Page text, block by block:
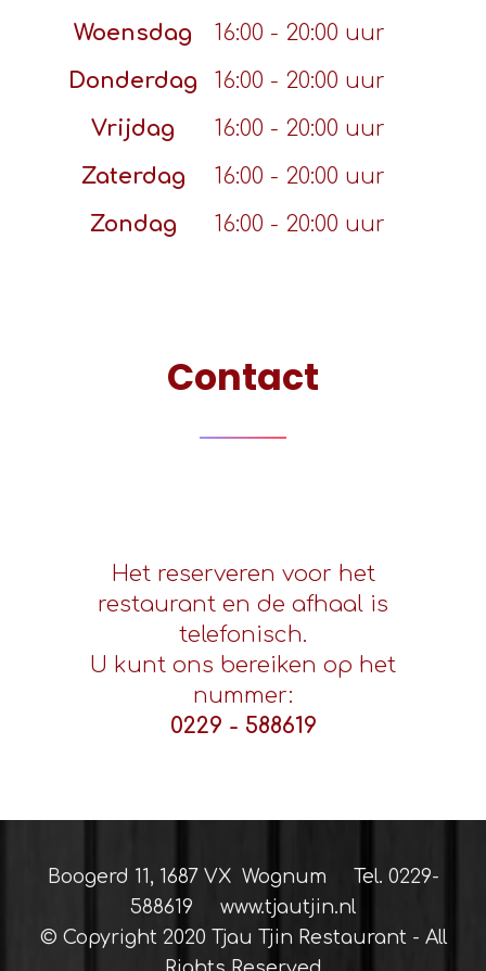
Woensdag
16:00 - 20:00 uur
Donderdag
16:00 - 20:00 uur
Vrijdag
16:00 - 20:00 uur
Zaterdag
16:00 - 20:00 uur
Zondag
16:00 - 20:00 uur
Contact
Het reserveren voor het
restaurant en de afhaal is
telefonisch.
U kunt ons bereiken op het
nummer:
0229 - 588619
Boogerd 11, 1687 VX Wognum Tel. 0229-
588619 www.tjautjin.nl
© Copyright 2020 Tjau Tjin Restaurant - All